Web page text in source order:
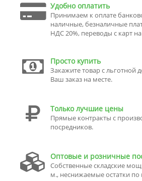
Удобно оплатить
Принимаем к оплате
наличные, безналичные
НДС 20%, переводы с карт
Просто купить
Закажите товар с льготной
Ваш заказ на месте.
Только лучшие цены
Прямые контракты с
посредников.
Оптовые и розничные
Собственные складские
м., неснижаемые остатки